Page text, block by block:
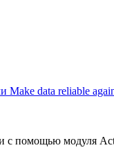
data reliable
с помощью модуля